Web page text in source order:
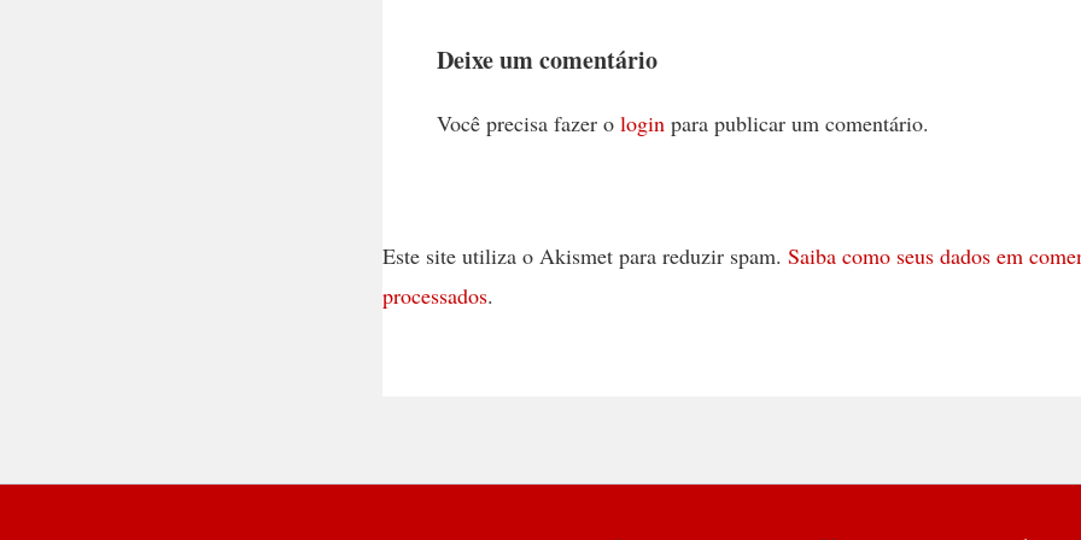
Deixe um comentário
Você precisa fazer o login para publicar um comentário.
Este site utiliza o Akismet para reduzir spam. Saiba como seus dados em
processados.